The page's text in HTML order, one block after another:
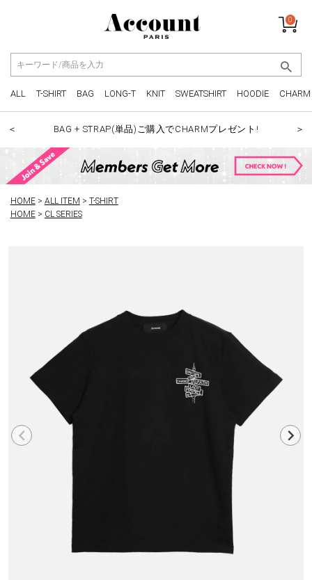
0
ALL T-SHIRT BAG LONG-T KNIT SWEATSHIRT HOODIE CHARM
＜ BAG + STRAP(単品)ご購入でCHARMプレゼント! ＞
HOME ALL ITEM
T-SHIRT
HOME
CL SERIES